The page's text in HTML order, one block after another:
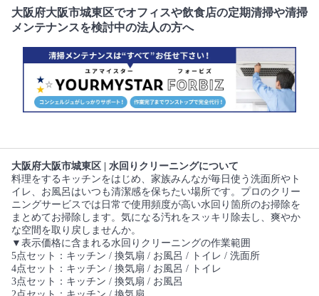
大阪府大阪市城東区でオフィスや飲食店の定期清掃や清掃
メンテナンスを検討中の法人の方へ
大阪府大阪市城東区 | 水回りクリーニングについて
料理をするキッチンをはじめ、家族みんなが毎日使う洗面所やト
イレ、お風呂はいつも清潔感を保ちたい場所です。プロのクリー
ニングサービスでは日常で使用頻度が高い水回り箇所のお掃除を
まとめてお掃除します。気になる汚れをスッキリ除去し、爽やか
な空間を取り戻しませんか。
▼表示価格に含まれる水回りクリーニングの作業範囲
5点セット：キッチン / 換気扇 / お風呂 / トイレ / 洗面所
4点セット：キッチン / 換気扇 / お風呂 / トイレ
3点セット：キッチン / 換気扇 / お風呂